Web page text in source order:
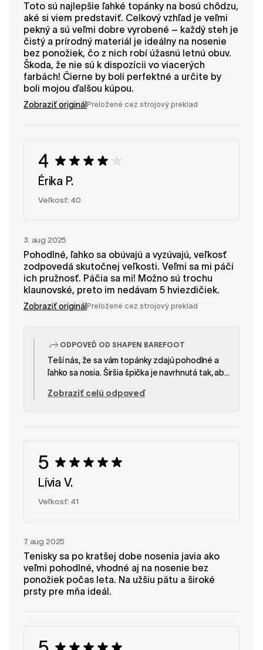
Toto sú najlepšie ľahké topánky na bosú chôdzu,
aké si viem predstaviť. Celkový vzhľad je veľmi
pekný a sú veľmi dobre vyrobené – každý steh je
čistý a prírodný materiál je ideálny na nosenie
bez ponožiek, čo z nich robí úžasnú letnú obuv.
Škoda, že nie sú k dispozícii vo viacerých
farbách! Čierne by boli perfektné a určite by
boli mojou ďalšou kúpou.
Zobraziť originál Preložené cez strojový preklad
4
Érika P.
Veľkosť: 40
3. aug 2025
Pohodlné, ľahko sa obúvajú a vyzúvajú, veľkosť
zodpovedá skutočnej veľkosti. Veľmi sa mi páči
ich pružnosť. Páčia sa mi! Možno sú trochu
klaunovské, preto im nedávam 5 hviezdičiek.
Zobraziť originál Preložené cez strojový preklad
ODPOVEĎ OD SHAPEN BAREFOOT
Teší nás, že sa vám topánky zdajú pohodlné a
ľahko sa nosia. Širšia špička je navrhnutá tak, aby
voľnosti pohybu, čím pomáha predchádzať
Zobraziť celú odpoveď
5
Lívia V.
Veľkosť: 41
7. aug 2025
Tenisky sa po kratšej dobe nosenia javia ako
veľmi pohodlné, vhodné aj na nosenie bez
ponožiek počas leta. Na užšiu pätu a široké
prsty pre mňa ideál.